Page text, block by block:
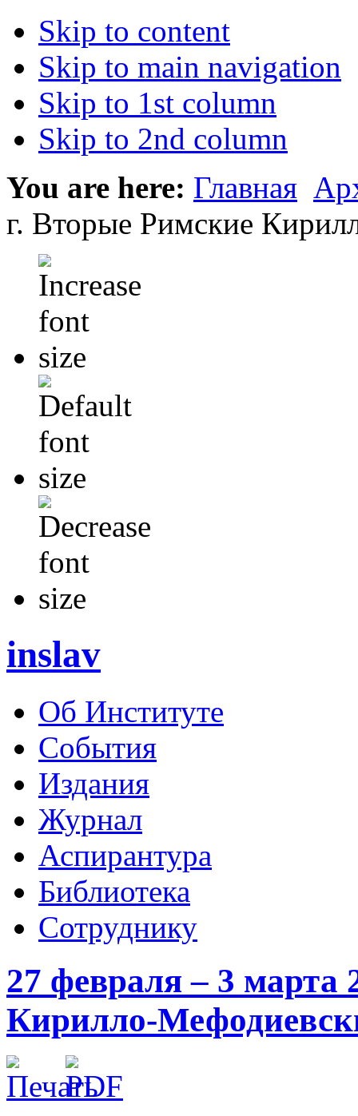
Skip to content
Skip to main navigation
Skip to 1st column
Skip to 2nd column
You are here: Главная
г. Вторые Римские
inslav
Об Институте
События
Издания
Журнал
Аспирантура
Библиотека
Сотруднику
27 февраля – 3 марта
Кирилло-